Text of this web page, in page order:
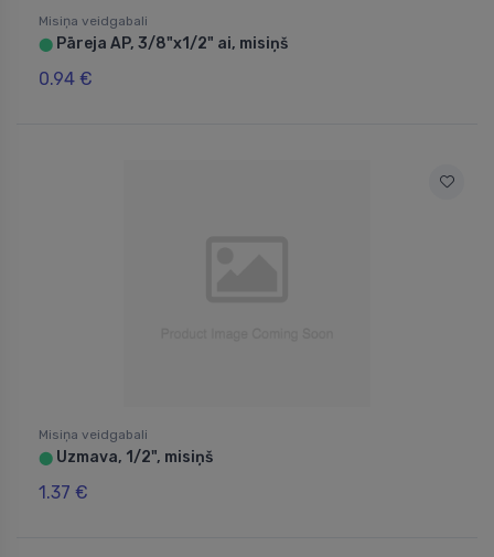
Misiņa veidgabali
⬤ Pāreja AP, 3/8"x1/2" ai, misiņš
0.94 €
Misiņa veidgabali
⬤ Uzmava, 1/2", misiņš
1.37 €